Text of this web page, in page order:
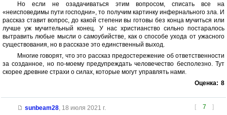
Но если не озадачиваться этим вопросом, списать все на
«неисповедимы пути господни», то получим картинку инфернального зла. И
рассказ ставит вопрос, до какой степени вы готовы без конца мучиться или
лучше уж мучительный конец. У нас христианство сильно постаралось
вытравить любые мысли о самоубийстве, как о способе ухода от ужасного
существования, но в рассказе это единственный выход.
Многие говорят, что это рассказ предостережение об ответственности
за созданное, но по-моему предупреждать человечество бесполезно. Тут
скорее древние страхи о силах, которые могут управлять нами.
Оценка: 8
[ 7 ]
sunbeam28, 18 июля 2021 г.